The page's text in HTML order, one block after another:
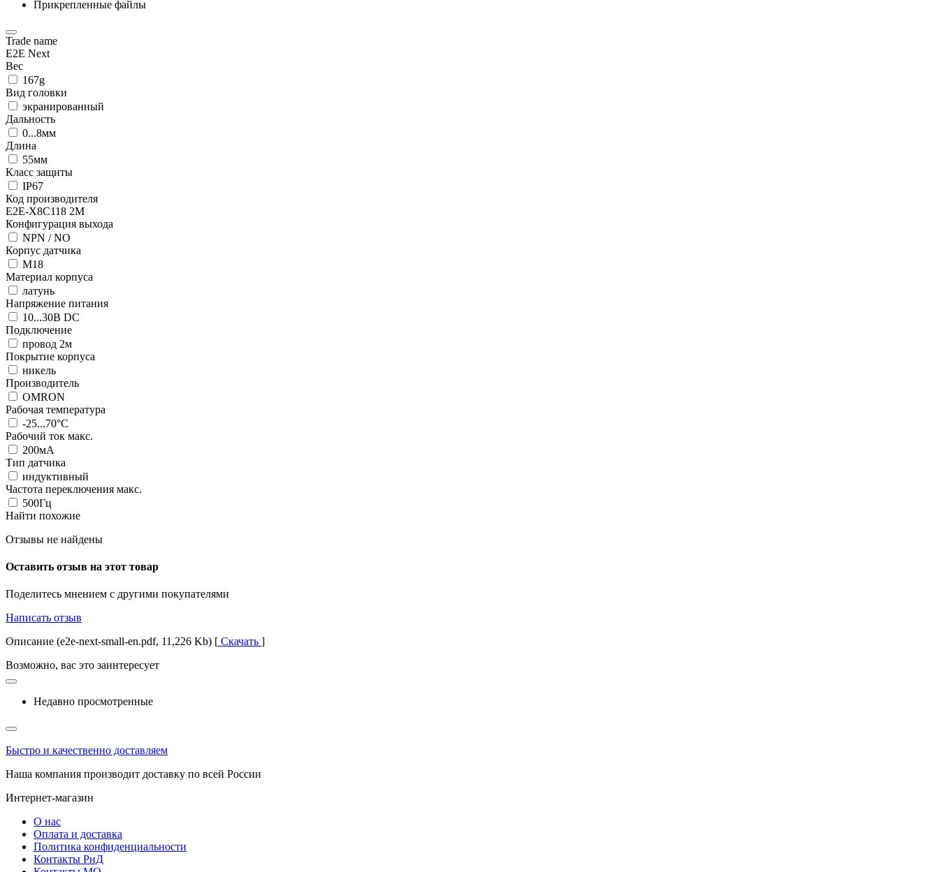
Прикрепленные файлы
Trade name
E2E Next
Вес
167g
Вид головки
экранированный
Дальность
0...8мм
Длина
55мм
Класс защиты
IP67
Код производителя
E2E-X8C118 2M
Конфигурация выхода
NPN / NO
Корпус датчика
М18
Материал корпуса
латунь
Напряжение питания
10...30В DC
Подключение
провод 2м
Покрытие корпуса
никель
Производитель
OMRON
Рабочая температура
-25...70°C
Рабочий ток макс.
200мА
Тип датчика
индуктивный
Частота переключения макс.
500Гц
Найти похожие
Отзывы не найдены
Оставить отзыв на этот товар
Поделитесь мнением с другими покупателями
Написать отзыв
Описание (e2e-next-small-en.pdf, 11,226 Kb) [ Скачать ]
Возможно, вас это заинтересует
Недавно просмотренные
Быстро и качественно доставляем
Наша компания производит доставку по всей России
Интернет-магазин
О нас
Оплата и доставка
Политика конфиденциальности
Контакты РнД